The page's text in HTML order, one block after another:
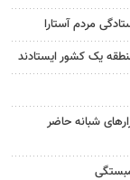
یک کشور ایستادند
شبانه حاضر